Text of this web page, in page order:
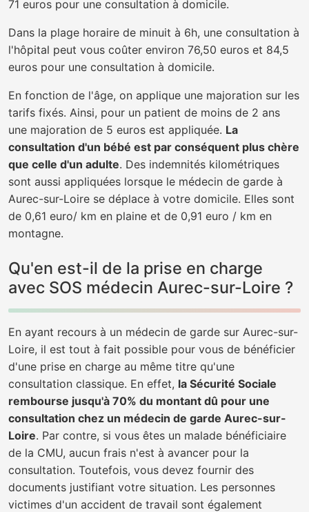
71 euros pour une consultation à domicile.
Dans la plage horaire de minuit à 6h, une consultation à
l'hôpital peut vous coûter environ 76,50 euros et 84,5
euros pour une consultation à domicile.
En fonction de l'âge, on applique une majoration sur les
tarifs fixés. Ainsi, pour un patient de moins de 2 ans
une majoration de 5 euros est appliquée. La
consultation d'un bébé est par conséquent plus chère
que celle d'un adulte. Des indemnités kilométriques
sont aussi appliquées lorsque le médecin de garde à
Aurec-sur-Loire se déplace à votre domicile. Elles sont
de 0,61 euro/ km en plaine et de 0,91 euro / km en
montagne.
Qu'en est-il de la prise en charge
avec SOS médecin Aurec-sur-Loire ?
En ayant recours à un médecin de garde sur Aurec-sur-
Loire, il est tout à fait possible pour vous de bénéficier
d'une prise en charge au même titre qu'une
consultation classique. En effet, la Sécurité Sociale
rembourse jusqu'à 70% du montant dû pour une
consultation chez un médecin de garde Aurec-sur-
Loire. Par contre, si vous êtes un malade bénéficiaire
de la CMU, aucun frais n'est à avancer pour la
consultation. Toutefois, vous devez fournir des
documents justifiant votre situation. Les personnes
victimes d'un accident de travail sont également